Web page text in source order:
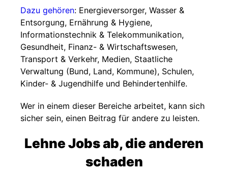
Dazu gehören: Energieversorger, Wasser &
Entsorgung, Ernährung & Hygiene,
Informationstechnik & Telekommunikation,
Gesundheit, Finanz- & Wirtschaftswesen,
Transport & Verkehr, Medien, Staatliche
Verwaltung (Bund, Land, Kommune), Schulen,
Kinder- & Jugendhilfe und Behindertenhilfe.
Wer in einem dieser Bereiche arbeitet, kann sich
sicher sein, einen Beitrag für andere zu leisten.
Lehne Jobs ab, die anderen
schaden